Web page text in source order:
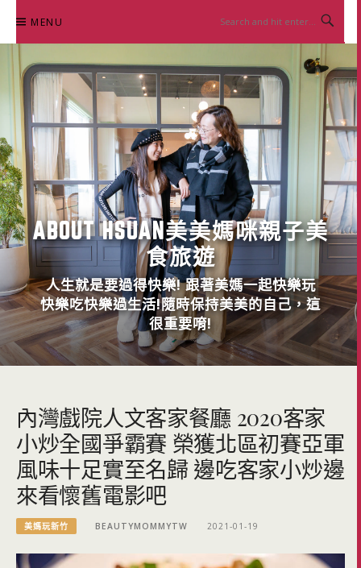
content
MENU
ABOUT HSUAN美美媽咪親子美
食旅遊
人生就是要過得快樂! 跟著美媽一起快樂玩
快樂吃快樂過生活!隨時保持美美的自己，這
很重要唷!
內灣戲院人文客家餐廳 2020客家
小炒全國爭霸賽 榮獲北區初賽亞軍
風味十足實至名歸 邊吃客家小炒邊
來看懷舊電影吧
美媽玩新竹 BEAUTYMOMMYTW 2021-01-19